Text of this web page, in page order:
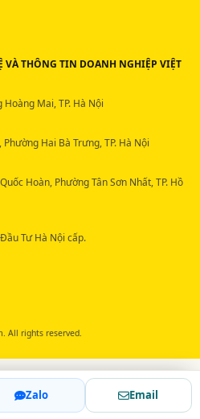
Zalo Email
VÀ THÔNG TIN DOANH NGHIỆP VIỆT
Mai, TP. Hà Nội
Hai Bà Trưng, TP. Hà Nội
Hoàn, Phường Tân Sơn Nhất, TP. Hồ
Tư Hà Nội cấp.
All rights reserved.